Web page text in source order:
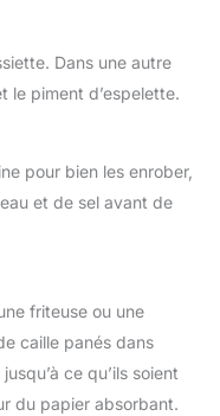
Dans une autre
le piment d’espelette.
pour bien les enrober,
et de sel avant de
friteuse ou une
caille panés dans
ce qu’ils soient
du papier absorbant.